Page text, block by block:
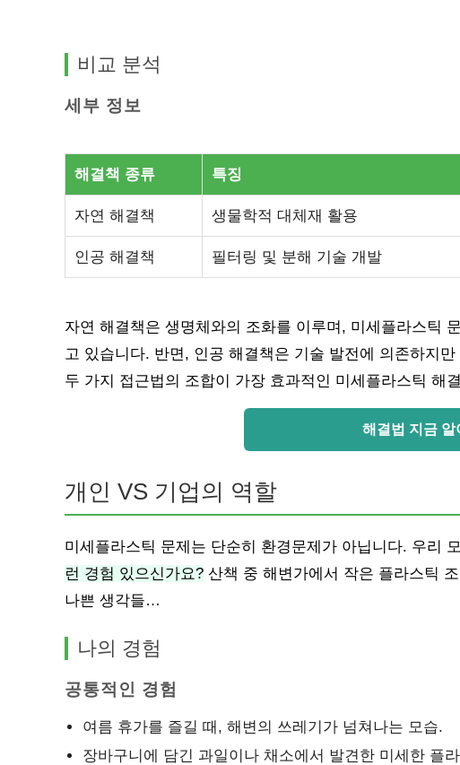
비교 분석
세부 정보
해결책 종류 특징
자연 해결책 생물학적 대체재 활용
인공 해결책 필터링 및 분해 기술 개발
자연 해결책은 생명체와의 조화를 이루며, 미세플라스틱
고 있습니다. 반면, 인공 해결책은 기술 발전에 의존하지
두 가지 접근법의 조합이 가장 효과적인 미세플라스틱 해
해결법 지금 알
개인 VS 기업의 역할
미세플라스틱 문제는 단순히 환경문제가 아닙니다. 우리
런 경험 있으신가요? 산책 중 해변가에서 작은 플라스틱
나쁜 생각들…
나의 경험
공통적인 경험
여름 휴가를 즐길 때, 해변의 쓰레기가 넘쳐나는 모습.
장바구니에 담긴 과일이나 채소에서 발견한 미세한 플